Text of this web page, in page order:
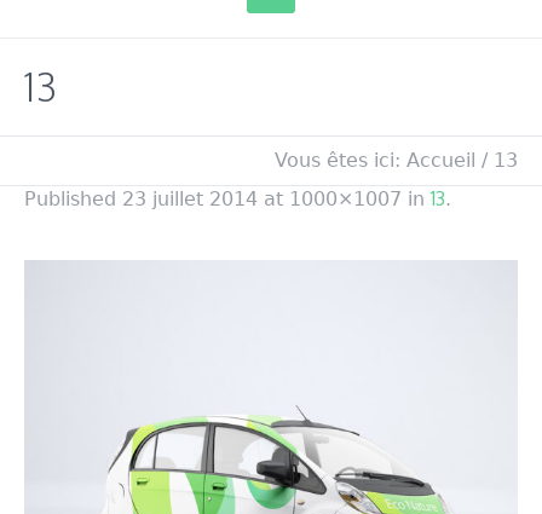
13
Vous êtes ici: Accueil / 13
Published 23 juillet 2014 at 1000×1007 in13.